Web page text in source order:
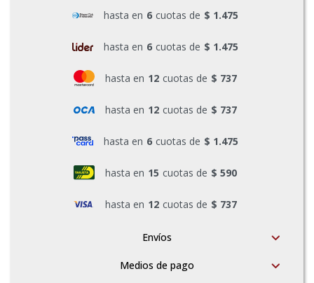
hasta en 6 cuotas de $ 1.475
hasta en 6 cuotas de $ 1.475
hasta en 12 cuotas de $ 737
hasta en 12 cuotas de $ 737
hasta en 6 cuotas de $ 1.475
hasta en 15 cuotas de $ 590
hasta en 12 cuotas de $ 737
Envíos
Medios de pago